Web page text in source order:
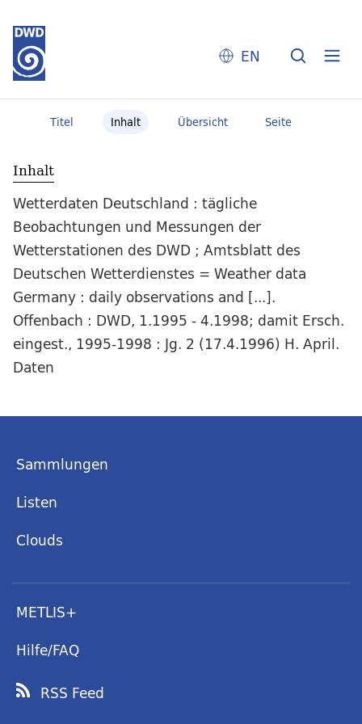
EN
Titel Inhalt Übersicht Seite
Inhalt
Wetterdaten Deutschland : tägliche
Beobachtungen und Messungen der
Wetterstationen des DWD ; Amtsblatt des
Deutschen Wetterdienstes = Weather data
Germany : daily observations and [...].
Offenbach : DWD, 1.1995 - 4.1998; damit Ersch.
eingest., 1995-1998 : Jg. 2 (17.4.1996) H. April.
Daten
Sammlungen
Listen
Clouds
METLIS+
Hilfe/FAQ
RSS Feed